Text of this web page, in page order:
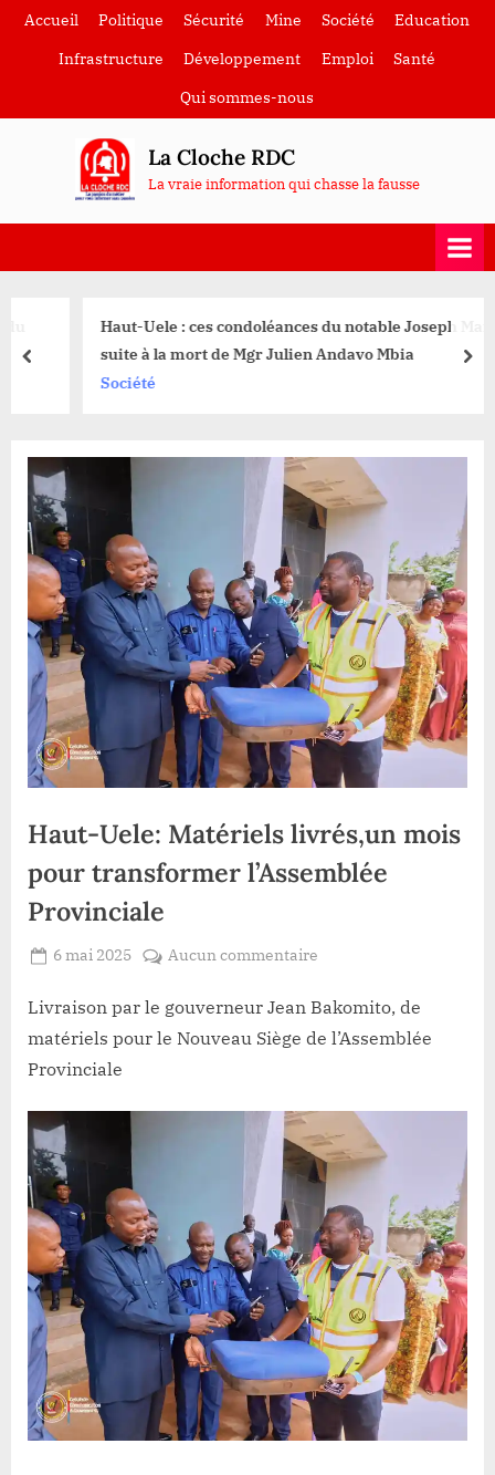
SkipAccueil Politique Sécurité Mine Société
Education
Infrastructure
Développement Emploi
Santé
Qui sommes-nous
La Cloche RDC
La vraie information qui chasse la fausse
Haut-Uele : ces condoléances du notable Joseph Mamuzi
suite à la mort de Mgr Julien Andavo Mbia
Société
prev
Haut-Uele: Matériels livrés,un mois
pour transformer l’Assemblée
Provinciale
Posted
6 mai 2025
Lacloche
Aucun commentaire
Uele:
Matériels
pour
transformer
l’Assemblée
Provinciale
Livraison par le gouverneur Jean Bakomito, de
matériels pour le Nouveau Siège de l’Assemblée
Provinciale